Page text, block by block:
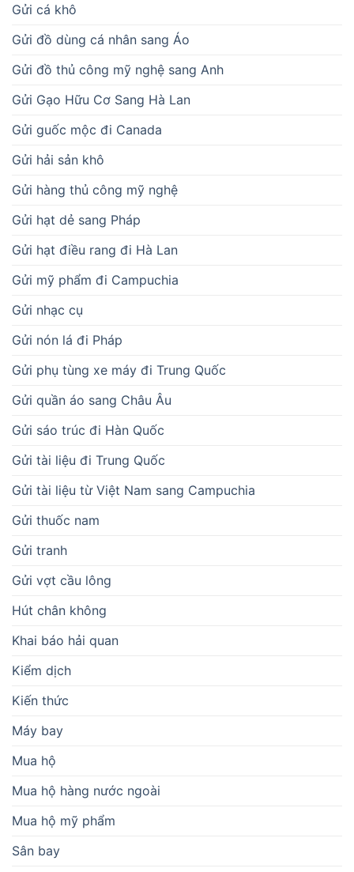
Gửi cá khô
Gửi đồ dùng cá nhân sang Áo
Gửi đồ thủ công mỹ nghệ sang Anh
Gửi Gạo Hữu Cơ Sang Hà Lan
Gửi guốc mộc đi Canada
Gửi hải sản khô
Gửi hàng thủ công mỹ nghệ
Gửi hạt dẻ sang Pháp
Gửi hạt điều rang đi Hà Lan
Gửi mỹ phẩm đi Campuchia
Gửi nhạc cụ
Gửi nón lá đi Pháp
Gửi phụ tùng xe máy đi Trung Quốc
Gửi quần áo sang Châu Âu
Gửi sáo trúc đi Hàn Quốc
Gửi tài liệu đi Trung Quốc
Gửi tài liệu từ Việt Nam sang Campuchia
Gửi thuốc nam
Gửi tranh
Gửi vợt cầu lông
Hút chân không
Khai báo hải quan
Kiểm dịch
Kiến thức
Máy bay
Mua hộ
Mua hộ hàng nước ngoài
Mua hộ mỹ phẩm
Sân bay